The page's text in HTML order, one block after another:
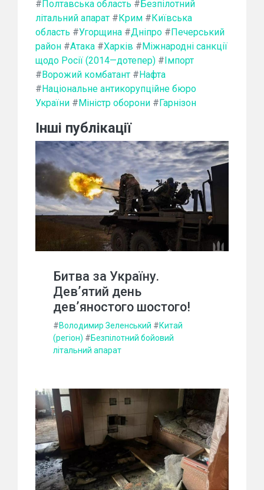
#Полтавська область #Безпілотний
літальний апарат #Крим #Київська
область #Угорщина #Дніпро #Печерський
район #Атака #Харків #Міжнародні санкції
щодо Росії (2014—дотепер) #Імпорт
#Ворожий комбатант #Нафта
#Національне антикорупційне бюро
України #Міністр оборони #Гарнізон
Інші публікації
Битва за Україну.
Дев’ятий день
дев’яностого шостого!
#Володимир Зеленський #Китай
(регіон) #Безпілотний бойовий
літальний апарат